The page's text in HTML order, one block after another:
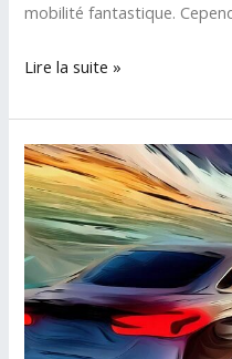
mobilité fantastique.
Guide
l’Assurance
Scooter
50cc
:
Prix,
Tarifs
et
FAQ
Lire la suite »